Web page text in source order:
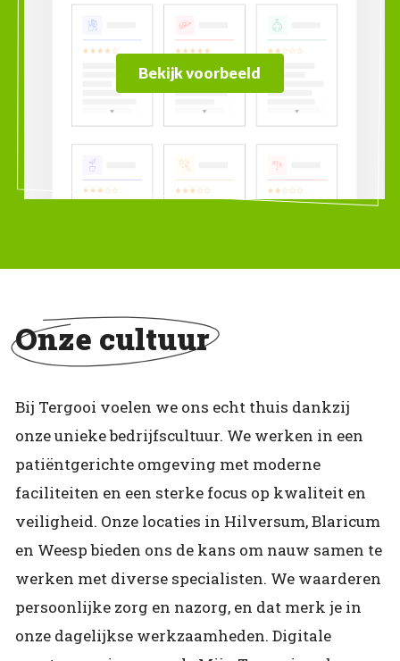
Bekijk voorbeeld
Onze cultuur
Bij Tergooi voelen we ons echt thuis dankzij
onze unieke bedrijfscultuur. We werken in een
patiëntgerichte omgeving met moderne
faciliteiten en een sterke focus op kwaliteit en
veiligheid. Onze locaties in Hilversum, Blaricum
en Weesp bieden ons de kans om nauw samen te
werken met diverse specialisten. We waarderen
persoonlijke zorg en nazorg, en dat merk je in
onze dagelijkse werkzaamheden. Digitale